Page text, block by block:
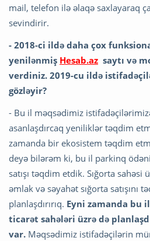
mail, telefon ilə əlaqə saxlayaraq
sevindirir.
- 2018-ci ildə daha çox
yenilənmiş Hesab.az saytı və
verdiniz. 2019-cu ildə
gözləyir?
- Bu il məqsədimiz
asanlaşdırcaq yeniliklər təqdim
zamanda bir ekosistem təqdim
deyə bilərəm ki, bu il parkinq
satışı təqdim etdik. Sığorta sahəsi
əmlak və səyahət sığorta satışını
planlaşdırırıq. Eyni zamanda bu
ticarət sahələri üzrə də
var. Məqsədimiz istifadəçilərin